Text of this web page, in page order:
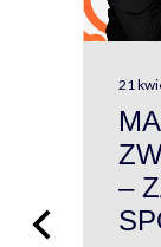
21
–